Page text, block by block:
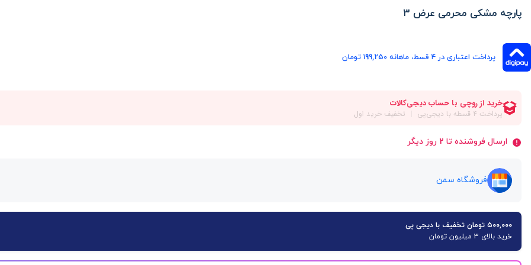
پارچه مشکی محرمی عرض 3
پرداخت اعتباری در ۴ قسط، ماهانه 199,250 تومان
ارسال فروشنده تا 2 روز دیگر
فروشگاه سمن
۵۰۰,۰۰۰ تومان تخفیف با دیجی پی
خرید بالای 3 میلیون تومان